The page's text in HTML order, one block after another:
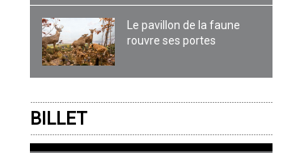
Le pavillon de la faune
rouvre ses portes
BILLET